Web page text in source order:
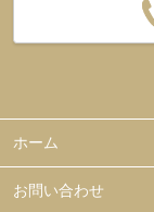
ホーム
お問い合わせ